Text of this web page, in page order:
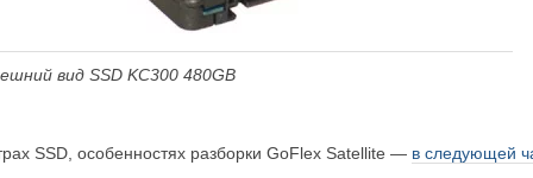
вид SSD KC300 480GB
SSD, особенностях разборки GoFlex Satellite — в следующей